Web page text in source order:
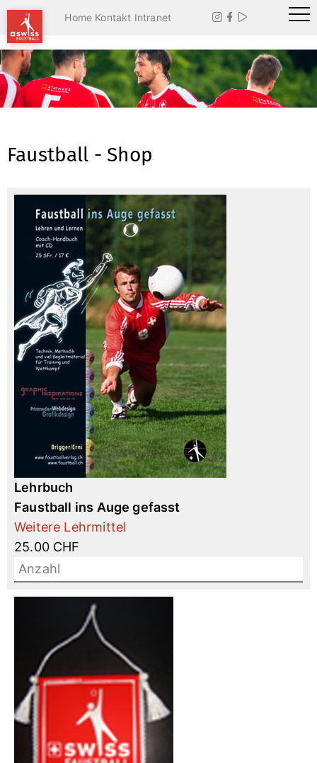
Home Kontakt Intranet   
Faustball - Shop
Lehrbuch
Faustball ins Auge gefasst
Weitere Lehrmittel
25.00 CHF
Anzahl